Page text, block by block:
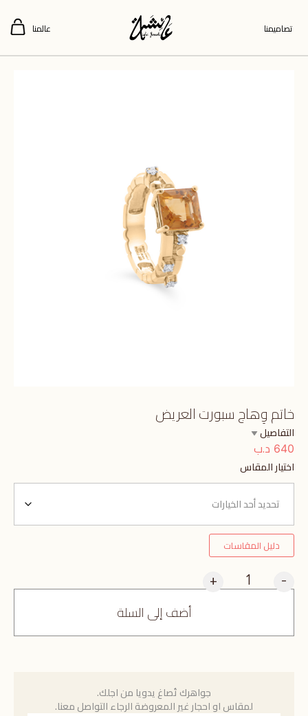
تصاميمنا عالمنا
خاتم وِهاج سبورت العريض
التفاصيل
640 د.ب
اختيار المقاس
دليل المقاسات
-
+
أضف إلى السلة
جواهرك تُصاغ يدويا من اجلك.
لمقاس او احجار غير المعروضة الرجاء التواصل معنا.